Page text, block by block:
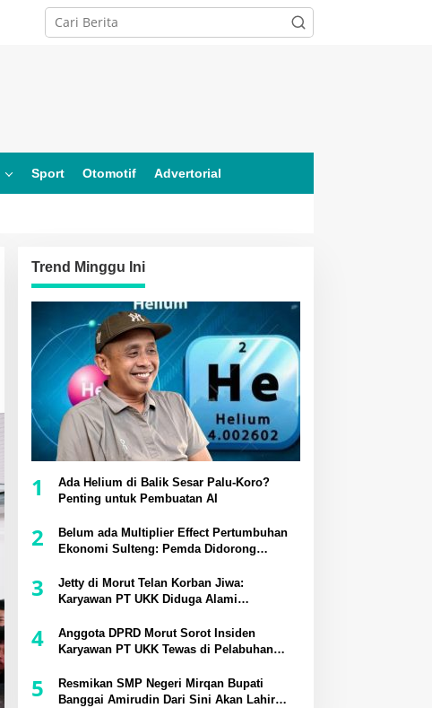
Sport Otomotif Advertorial
Trend Minggu Ini
1
Ada Helium di Balik Sesar Palu-Koro?
Penting untuk Pembuatan AI
2
Belum ada Multiplier Effect Pertumbuhan
Ekonomi Sulteng: Pemda Didorong
3
Jetty di Morut Telan Korban Jiwa:
Karyawan PT UKK Diduga Alami
4
Anggota DPRD Morut Sorot Insiden
Karyawan PT UKK Tewas di Pelabuhan
5
Resmikan SMP Negeri Mirqan Bupati
Banggai Amirudin Dari Sini Akan Lahir